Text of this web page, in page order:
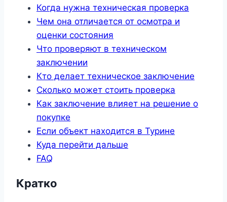
Когда нужна техническая проверка
Чем она отличается от осмотра и
оценки состояния
Что проверяют в техническом
заключении
Кто делает техническое заключение
Сколько может стоить проверка
Как заключение влияет на решение о
покупке
Если объект находится в Турине
Куда перейти дальше
FAQ
Кратко